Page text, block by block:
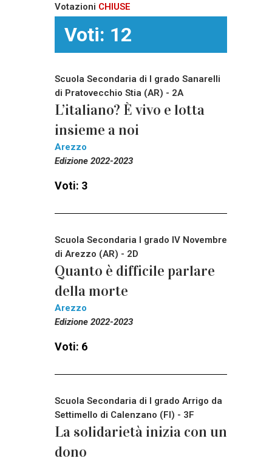
Votazioni CHIUSE
Voti: 12
Scuola Secondaria di I grado Sanarelli
di Pratovecchio Stia (AR) - 2A
L’italiano? È vivo e lotta
insieme a noi
Arezzo
Edizione 2022-2023
Voti: 3
Scuola Secondaria I grado IV Novembre
di Arezzo (AR) - 2D
Quanto è difficile parlare
della morte
Arezzo
Edizione 2022-2023
Voti: 6
Scuola Secondaria di I grado Arrigo da
Settimello di Calenzano (FI) - 3F
La solidarietà inizia con un
dono